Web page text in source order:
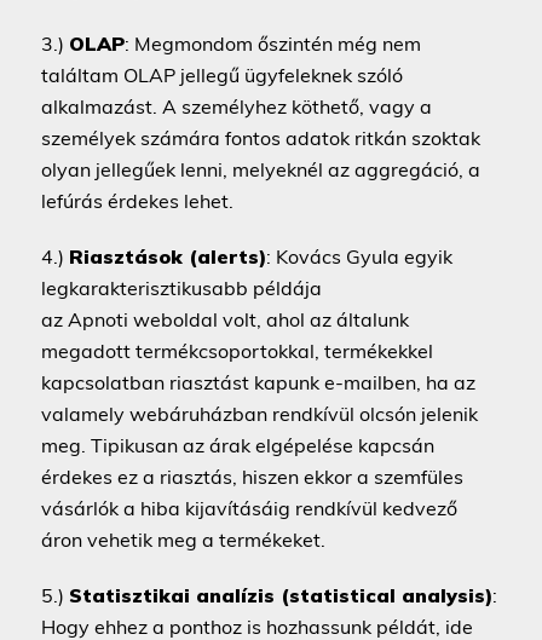
3.) OLAP: Megmondom őszintén még nem
találtam OLAP jellegű ügyfeleknek szóló
alkalmazást. A személyhez köthető, vagy a
személyek számára fontos adatok ritkán szoktak
olyan jellegűek lenni, melyeknél az aggregáció, a
lefúrás érdekes lehet.
4.) Riasztások (alerts): Kovács Gyula egyik
legkarakterisztikusabb példája
az Apnoti weboldal volt, ahol az általunk
megadott termékcsoportokkal, termékekkel
kapcsolatban riasztást kapunk e-mailben, ha az
valamely webáruházban rendkívül olcsón jelenik
meg. Tipikusan az árak elgépelése kapcsán
érdekes ez a riasztás, hiszen ekkor a szemfüles
vásárlók a hiba kijavításáig rendkívül kedvező
áron vehetik meg a termékeket.
5.) Statisztikai analízis (statistical analysis):
Hogy ehhez a ponthoz is hozhassunk példát, ide